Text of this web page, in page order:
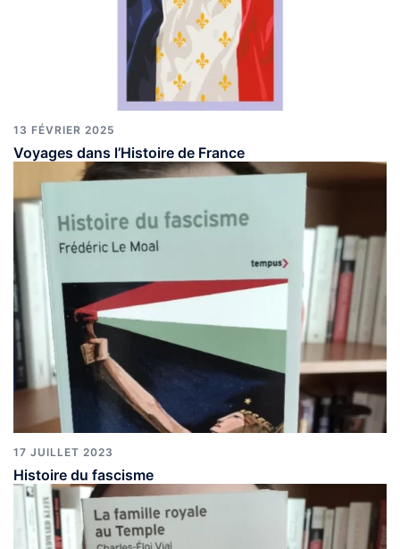
13 FÉVRIER 2025
Voyages dans l’Histoire de France
17 JUILLET 2023
Histoire du fascisme